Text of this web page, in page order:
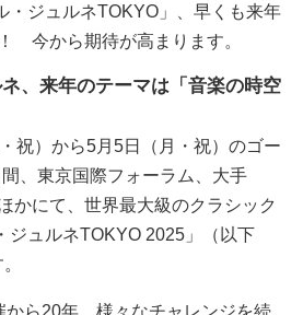
ジュルネTOKYO」、早くも来年
今から期待が高まります。
、来年のテーマは「音楽の時空
祝）から5月5日（月・祝）のゴー
、東京国際フォーラム、大手
かにて、世界最大級のクラシック
ジュルネTOKYO 2025」（以下
ら20年、様々なチャレンジを続